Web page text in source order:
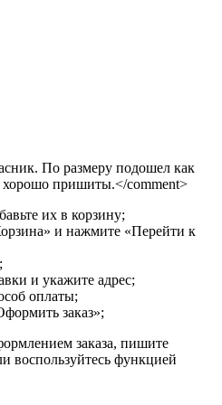
По размеру подошел как
пришиты.</comment>
их в корзину;
и нажмите «Перейти к
и укажите адрес;
оплаты;
заказ»;
заказа, пишите
воспользуйтесь функцией